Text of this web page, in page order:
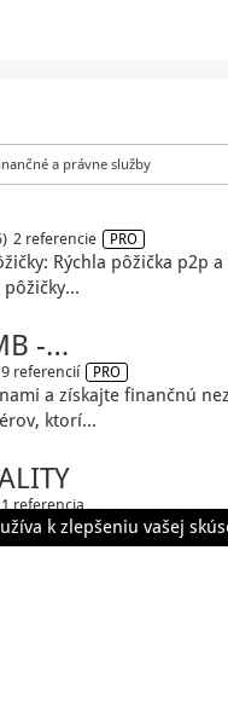
2 referencie PRO
Rýchla pôžička p2p
pôžičky…
-…
9 referencií PRO
a získajte finančnú
ktorí…
1 referencia
s.r.o., je profesionálna
k zlepšeniu vašej